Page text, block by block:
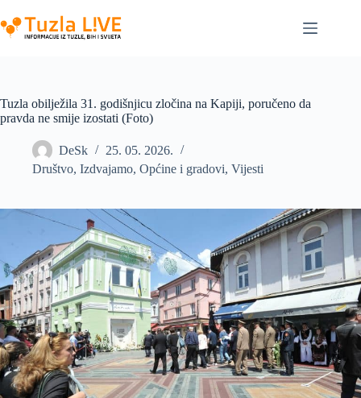
to
content
Tuzla obilježila 31. godišnjicu zločina na Kapiji, poručeno da
pravda ne smije izostati (Foto)
DeSk
25. 05. 2026.
Društvo, Izdvajamo, Općine i gradovi, Vijesti